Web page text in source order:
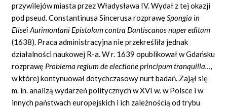
przywilejów miasta przez Władysława IV. Wydał z tej okazji
pod pseud.Constantinusa Sincerusa rozprawęSpongiain
Elisei Aurimontani Epistolam contra Dantiscanos nuper editam
(1638). Praca administracyjna nie przekreśliła jednak
działalności naukowej R-a. W r. 1639 opublikował w Gdańsku
rozprawę Problemaregium de electione principumtranquilla…,
w której kontynuował dotychczasowy nurt badań. Zajął się
m. in.analizą wydarzeń politycznych w XVI w. w Polsce i w
innych państwach europejskich i ich zależnością od trybu